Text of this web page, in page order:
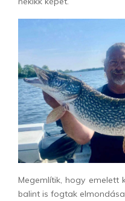
Megemlítik, hogy emelett
balint is fogtak